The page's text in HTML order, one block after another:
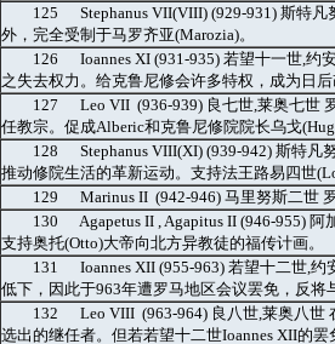
125 Stephanus VII(VIII) (929-931) 斯特
外，完全受制于马罗齐亚(Marozia)。
126 Ioannes XI (931-935) 若望十一世,约
之失去权力。给克鲁尼修会许多特权，成为日
127 Leo VII (936-939) 良七世,莱奥七世
任教宗。促成Alberic和克鲁尼修院院长乌戈
128 Stephanus VIII(XI) (939-942) 斯特凡
推动修院生活的革新运动。支持法王路易四世
129 Marinus II (942-946) 马里努斯二世
130 Agapetus II , Agapitus II (946-955) 阿
支持奥托(Otto)大帝向北方异教徒的福传计画。
131 Ioannes XII (955-963) 若望十二世,约
低下，因此于963年遭罗马地区会议罢免，反将
132 Leo VIII (963-964) 良八世,莱奥八世
选出的继任者。但若若望十二世Ioannes XII的